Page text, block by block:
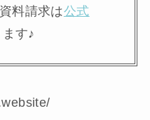
料請求は公式
す♪